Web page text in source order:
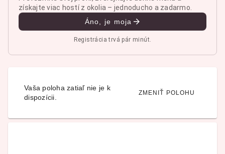
získajte viac hostí z okolia – jednoducho a zadarmo.
Áno, je moja
Registrácia trvá pár minút.
Vaša poloha zatiaľ nie je k
dispozícii.
ZMENIŤ POLOHU